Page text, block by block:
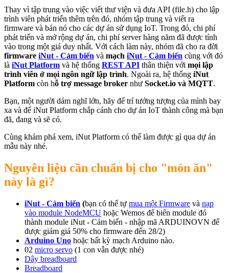
Thay vì tập trung vào việc viết thư viện và đưa API (file.h) cho lập
trình viên phát triển thêm trên đó, nhóm tập trung và viết ra
firmware và bán nó cho các dự án sử dụng IoT. Trong đó, chi phí
phát triển và mở rộng dự án, chi phí server hàng năm đã được tính
vào trong một giá duy nhất. Với cách làm này, nhóm đã cho ra đời
firmware iNut - Cảm biến và mạch iNut - Cảm biến cùng với đó
là iNut Platform và hệ thống REST API thân thiện với mọi lập
trình viên ở mọi ngôn ngữ lập trình. Ngoài ra, hệ thống iNut
Platform còn hỗ trợ message broker như Socket.io và MQTT.
Bạn, một người dám nghĩ lớn, hãy để trí tưởng tượng của mình bay
xa và để iNut Platform chắp cánh cho dự án IoT thành công mà bạn
đã, đang và sẽ có.
Cùng khám phá xem, iNut Platform có thể làm được gì qua dự án
mẫu này nhé.
Nguyên liệu cần chuẩn bị cho "món ăn"
này là gì?
iNut - Cảm biến (bạn có thể tự mua một Firmware và nạp
vào module NodeMCU hoặc Wemos để biến module đó
thành module iNut - Cảm biến - nhập mã ARDUINOVN để
được giảm giá 50% cho firmware đến 28/2)
Arduino Uno hoặc bất kỳ mạch Arduino nào.
02 micro servo (1 con vẫn được nhé)
Dây breadboard
Breadboard